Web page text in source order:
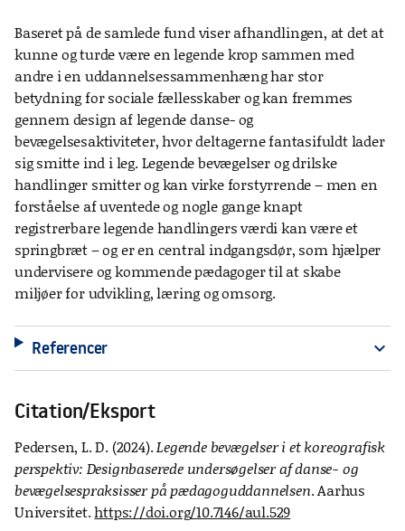
Baseret på de samlede fund viser afhandlingen, at det at
kunne og turde være en legende krop sammen med
andre i en uddannelsessammenhæng har stor
betydning for sociale fællesskaber og kan fremmes
gennem design af legende danse- og
bevægelsesaktiviteter, hvor deltagerne fantasifuldt lader
sig smitte ind i leg. Legende bevægelser og drilske
handlinger smitter og kan virke forstyrrende – men en
forståelse af uventede og nogle gange knapt
registrerbare legende handlingers værdi kan være et
springbræt – og er en central indgangsdør, som hjælper
undervisere og kommende pædagoger til at skabe
miljøer for udvikling, læring og omsorg.
Referencer expand_more
Citation/Eksport
Pedersen, L. D. (2024).Legende bevægelser i et koreografisk
perspektiv: Designbaserede undersøgelser af danse- og
bevægelsespraksisser på pædagoguddannelsen. Aarhus
Universitet.https://doi.org/10.7146/aul.529